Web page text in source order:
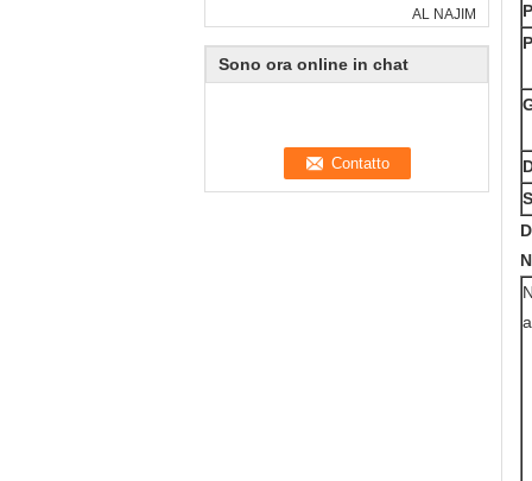
AL NAJIM
Sono ora online in chat